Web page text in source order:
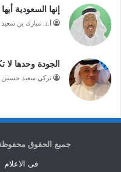
إنها السعودية
أ.د. مبارك بن
الجودة وحدها
تركي سعيد حسنين
جميع الحقوق محفوظة
فى الاعلام